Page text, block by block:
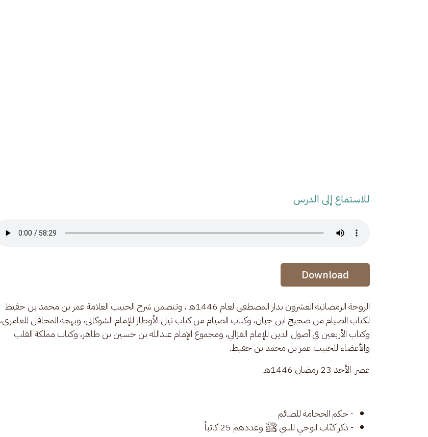
للاستماع إلى الدرس
Audio Stream
Audio Stream
Download
الروحة الرمضانية العشرون بدار المصطفى لعام 1446هـ ، وتتضمن شرح الحبيب العلامة عمر بن محمد بن حفيظ
لكتاب الصيام من صحيح ابن حبان، وكتاب الصيام من كتاب نيل الأوطار للإمام الشوكاني، وبهجة المحافل للعامري،
وكتاب الأربعين في أصول الدين للإمام الغزالي، ومجموع الإمام عبدالله بن حسين بن طاهر، وكتاب مملكة القلب
والأعضاء للحبيب عمر بن محمد بن حفيظ.
عصر  الأحد 23 رمضان 1446هـ
- حكم الحجامة للصائم
- ذكر كتّاب الوحي للنبي ﷺ وعددهم 25 كاتباً